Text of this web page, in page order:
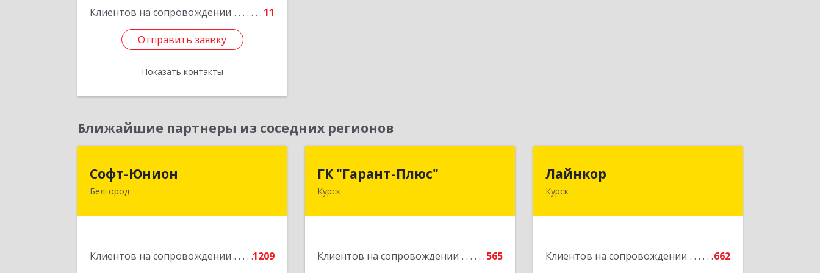
Клиентов на сопровождении 11
Отправить заявку
Показать контакты
Подробнее
Ближайшие партнеры из соседних регионов
Софт-Юнион
Белгород
Клиентов на сопровождении
1209
308014, Белгородская обл, Белгород г,
ГК "Гарант-Плюс"
Курск
Клиентов на сопровождении
565
Лайнкор
Курск
Клиентов на сопровождении
662
305021, Курская обл, Курск г, Победы